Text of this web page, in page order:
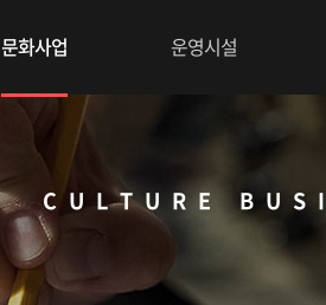
문화사업 운영시설
CULTURE